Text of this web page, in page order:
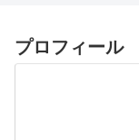
プロフィール